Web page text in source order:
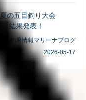
夏の五目釣り大会
」結果発表！
釣果情報マリーナブログ
2026-05-17